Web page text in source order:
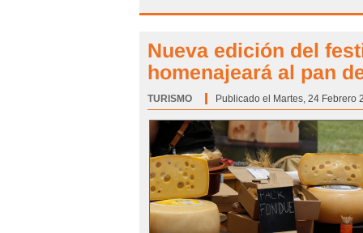
Nueva edición del
homenajeará al pan
TURISMO Publicado el Martes, 24 Febrero